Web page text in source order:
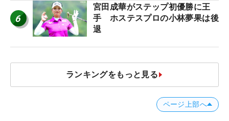
6
宮田成華がステップ初優勝に王
手 ホステスプロの小林夢果は後
退
ランキングをもっと見る
ページ上部へ